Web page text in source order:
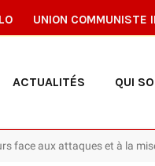
UNION COMMUNISTE
ACTUALITÉS QUI
face aux attaques et à la